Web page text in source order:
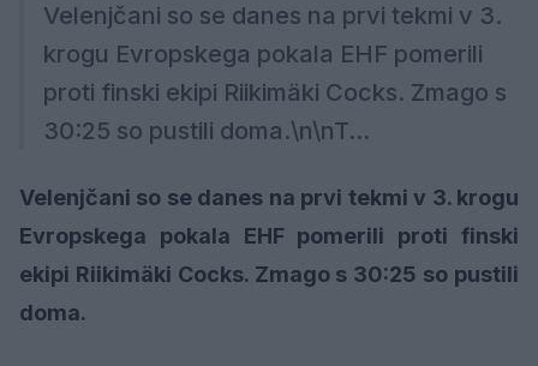
Velenjčani so se danes na prvi tekmi v 3.
krogu Evropskega pokala EHF pomerili
proti finski ekipi Riikimäki Cocks. Zmago s
30:25 so pustili doma.\n\nT...
Velenjčani so se danes na prvi tekmi v 3. krogu
Evropskega pokala EHF pomerili proti finski
ekipi Riikimäki Cocks. Zmago s 30:25 so pustili
doma.